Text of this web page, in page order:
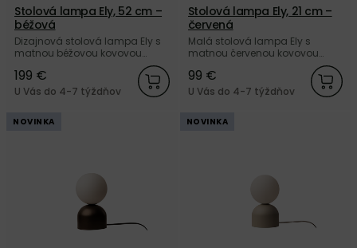
Stolová lampa Ely, 52 cm –
béžová
Dizajnová stolová lampa Ely s
matnou béžovou kovovou
základňou a matným bielym
skleneným tienidlom v tvare
gule od značky Micadoni.
199 €
U Vás do 4-7 týždňov
Stolová lampa Ely, 21 cm –
červená
Malá stolová lampa Ely s
matnou červenou kovovou
základňou a matným bielym
skleneným tienidlom v tvare
gule od značky Micadoni.
99 €
U Vás do 4-7 týždňov
NOVINKA NOVINKA